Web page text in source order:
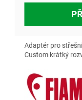
Adaptér pro
Custom krátký